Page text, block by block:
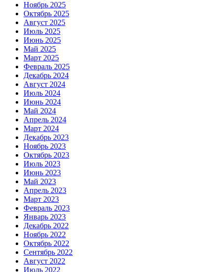
Ноябрь 2025
Октябрь 2025
Август 2025
Июль 2025
Июнь 2025
Май 2025
Март 2025
Февраль 2025
Декабрь 2024
Август 2024
Июль 2024
Июнь 2024
Май 2024
Апрель 2024
Март 2024
Декабрь 2023
Ноябрь 2023
Октябрь 2023
Июль 2023
Июнь 2023
Май 2023
Апрель 2023
Март 2023
Февраль 2023
Январь 2023
Декабрь 2022
Ноябрь 2022
Октябрь 2022
Сентябрь 2022
Август 2022
Июль 2022